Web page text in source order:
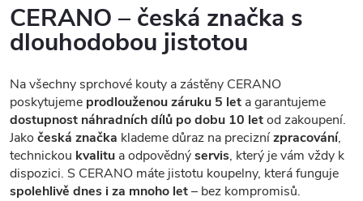
CERANO – česká značka s
dlouhodobou jistotou
Na všechny sprchové kouty a zástěny CERANO
poskytujeme prodlouženou záruku 5 let a garantujeme
dostupnost náhradních dílů po dobu 10 letod zakoupení.
Jako česká značka klademe důraz na preciznízpracování,
technickou kvalitu a odpovědnýservis, který je vám vždy k
dispozici. S CERANO máte jistotu koupelny, která funguje
spolehlivě dnes i za mnoho let– bez kompromisů.